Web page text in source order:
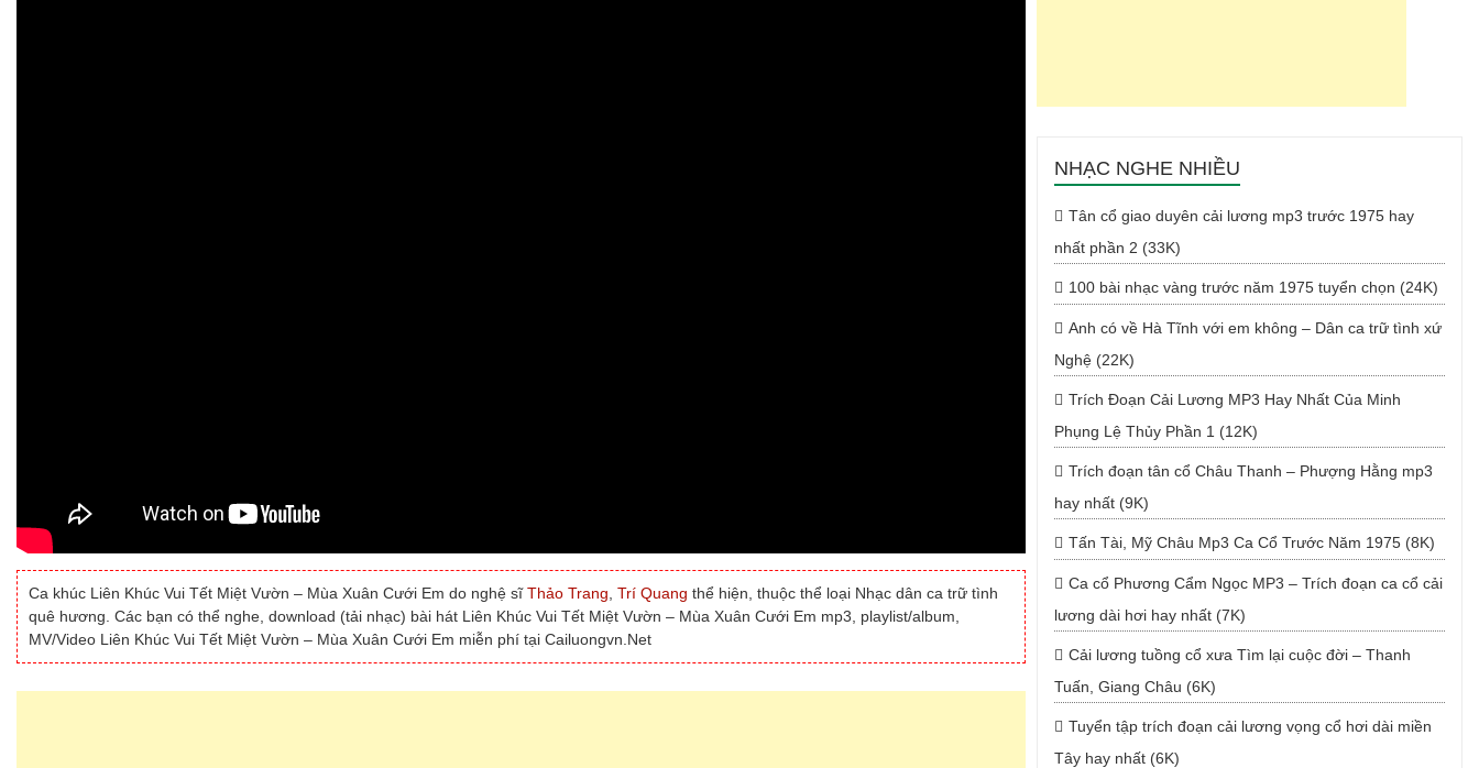
Ca khúc Liên Khúc Vui Tết Miệt Vườn – Mùa Xuân Cưới Em do nghệ sĩThảo Trang Trí Quang thể hiện, thuộc thể loại Nhạc dân ca trữ tình
quê hương. Các bạn có thể nghe, download (tải nhạc) bài hát Liên Khúc Vui Tết Miệt Vườn – Mùa Xuân Cưới Em mp3, playlist/album,
MV/Video Liên Khúc Vui Tết Miệt Vườn – Mùa Xuân Cưới Em miễn phí tại Cailuongvn.Net
NHẠC NGHE NHIỀU
Tân cổ giao duyên cải lương mp3 trước 1975 hay
nhất phần 2 (33K)
100 bài nhạc vàng trước năm 1975 tuyển chọn (24K)
Anh có về Hà Tĩnh với em không – Dân ca trữ tình xứ
Nghệ (22K)
Trích Đoạn Cải Lương MP3 Hay Nhất Của Minh
Phụng Lệ Thủy Phần 1 (12K)
Trích đoạn tân cổ Châu Thanh – Phượng Hằng mp3
hay nhất (9K)
Tấn Tài, Mỹ Châu Mp3 Ca Cổ Trước Năm 1975 (8K)
Ca cổ Phương Cẩm Ngọc MP3 – Trích đoạn ca cổ cải
lương dài hơi hay nhất (7K)
Cải lương tuồng cổ xưa Tìm lại cuộc đời – Thanh
Tuấn, Giang Châu (6K)
Tuyển tập trích đoạn cải lương vọng cổ hơi dài miền
Tây hay nhất (6K)